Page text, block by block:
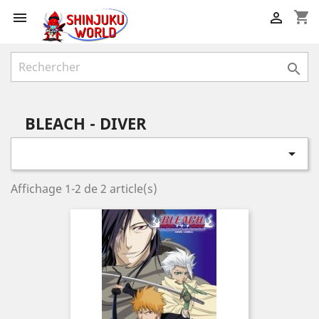
 shopping_cart


BLEACH - DIVER

Affichage 1-2 de 2 article(s)